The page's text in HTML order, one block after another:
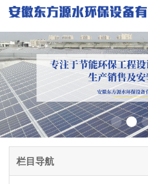
栏目导航